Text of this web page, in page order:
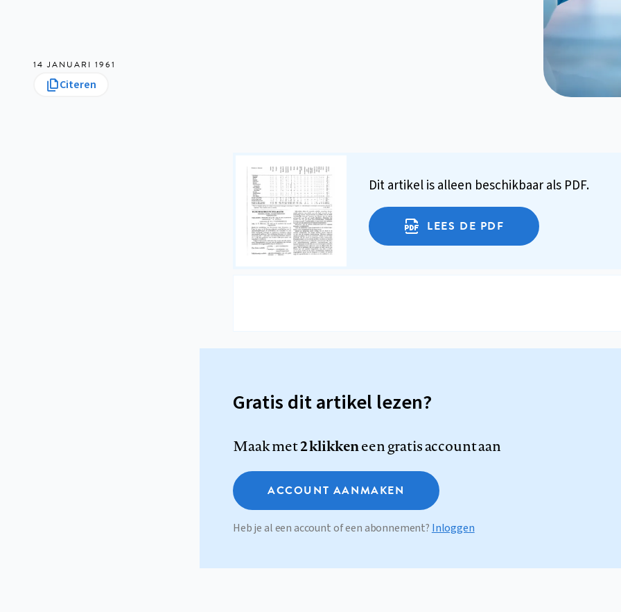
14 JANUARI 1961
Citeren
Dit artikel is alleen beschikbaar als PDF.
LEES DE PDF
Gratis dit artikel lezen?
Maak met2 klikkeneen gratis account aan
ACCOUNT AANMAKEN
Heb je al een account of een abonnement? Inloggen